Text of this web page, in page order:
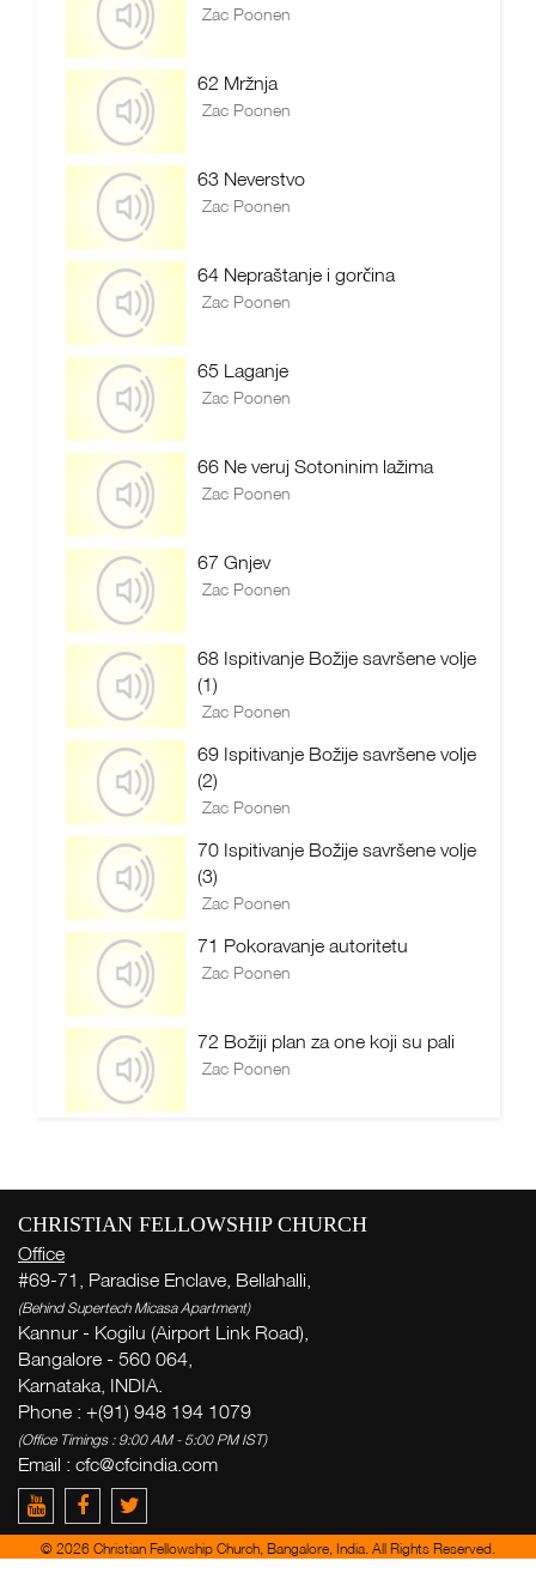
Zac Poonen
62 Mržnja
Zac Poonen
63 Neverstvo
Zac Poonen
64 Nepraštanje i gorčina
Zac Poonen
65 Laganje
Zac Poonen
66 Ne veruj Sotoninim lažima
Zac Poonen
67 Gnjev
Zac Poonen
68 Ispitivanje Božije savršene volje
(1)
Zac Poonen
69 Ispitivanje Božije savršene volje
(2)
Zac Poonen
70 Ispitivanje Božije savršene volje
(3)
Zac Poonen
71 Pokoravanje autoritetu
Zac Poonen
72 Božiji plan za one koji su pali
Zac Poonen
CHRISTIAN FELLOWSHIP CHURCH
Office
#69-71, Paradise Enclave, Bellahalli,
(Behind Supertech Micasa Apartment)
Kannur - Kogilu (Airport Link Road),
Bangalore - 560 064,
Karnataka, INDIA.
Phone : +(91) 948 194 1079
(Office Timings : 9:00 AM - 5:00 PM IST)
Email : cfc@cfcindia.com
© 2026 Christian Fellowship Church, Bangalore, India. All Rights Reserved.